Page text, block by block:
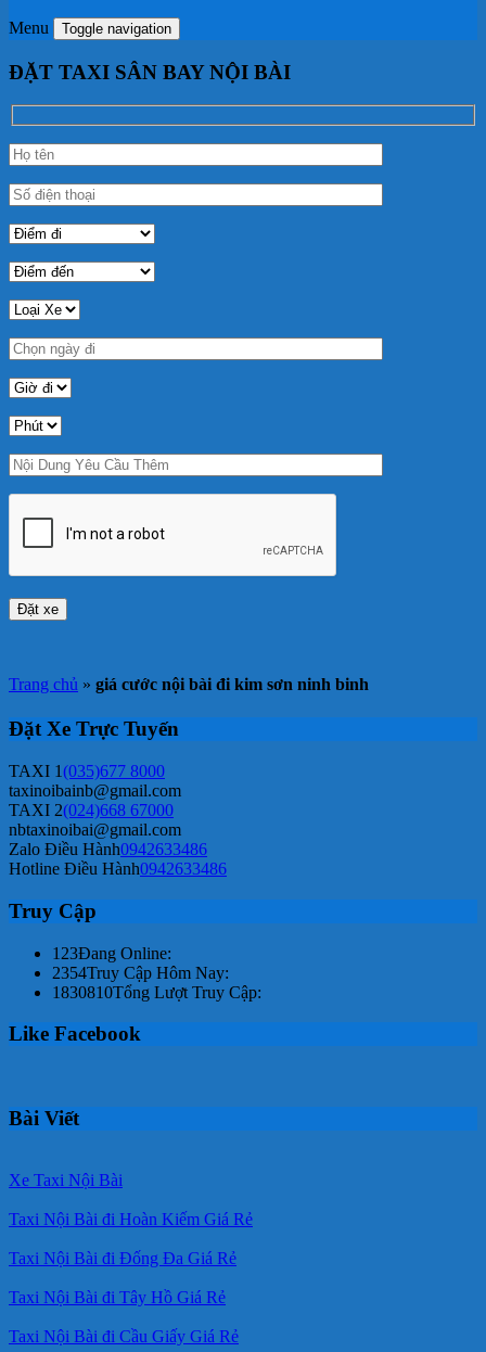
Menu Toggle navigation
ĐẶT TAXI SÂN BAY NỘI BÀI
Trang chủ » giá cước nội bài đi kim sơn ninh binh
Đặt Xe Trực Tuyến
TAXI 1(035)677 8000
taxinoibainb@gmail.com
TAXI 2(024)668 67000
nbtaxinoibai@gmail.com
Zalo Điều Hành0942633486
Hotline Điều Hành0942633486
Truy Cập
123Đang Online:
2354Truy Cập Hôm Nay:
1830810Tổng Lượt Truy Cập:
Like Facebook
Bài Viết
Xe Taxi Nội Bài
Taxi Nội Bài đi Hoàn Kiếm Giá Rẻ
Taxi Nội Bài đi Đống Đa Giá Rẻ
Taxi Nội Bài đi Tây Hồ Giá Rẻ
Taxi Nội Bài đi Cầu Giấy Giá Rẻ